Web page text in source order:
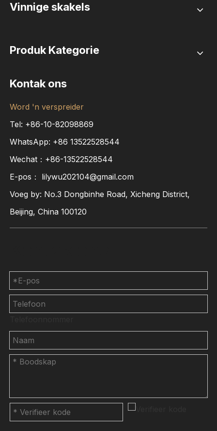
Vinnige skakels
Produk Kategorie
Kontak ons
Word 'n verspreider
Tel: +86-10-82098869
WhatsApp: +86 13522528544
Wechat：+86-13522528544
E-pos： lilywu202104@gmail.com
Voeg by: No.3 Dongbinhe Road, Xicheng District,
Beijing, China 100120